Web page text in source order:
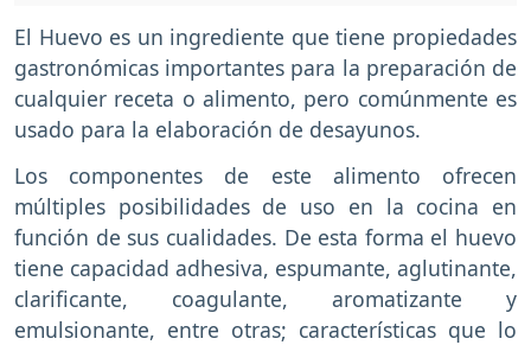
El Huevo es un ingrediente que tiene propiedades
gastronómicas importantes para la preparación de
cualquier receta o alimento, pero comúnmente es
usado para la elaboración de desayunos.
Los componentes de este alimento ofrecen
múltiples posibilidades de uso en la cocina en
función de sus cualidades. De esta forma el huevo
tiene capacidad adhesiva, espumante, aglutinante,
clarificante, coagulante, aromatizante y
emulsionante, entre otras; características que lo